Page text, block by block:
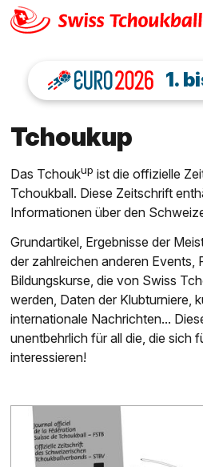
1.
Tchoukup
Das Tchoukup ist die offizielle
Tchoukball. Diese Zeitschrift
Informationen über den
Grundartikel, Ergebnisse der
der zahlreichen anderen Events,
Bildungskurse, die von Swiss
werden, Daten der Klubturniere,
internationale Nachrichten...
unentbehrlich für all die, die sich
interessieren!